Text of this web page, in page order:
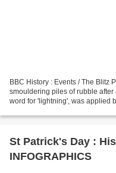
BBC History : Events / The Blitz
smouldering piles of rubble
word for 'lightning', was applied
St Patrick's Day :
INFOGRAPHICS